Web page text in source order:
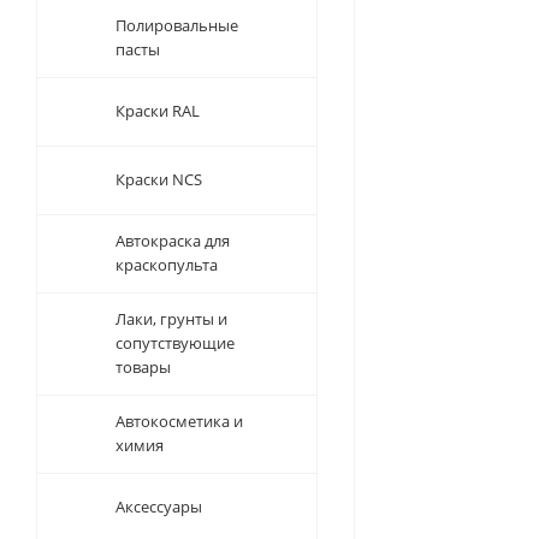
Полировальные
пасты
Краски RAL
Краски NCS
Автокраска для
краскопульта
Лаки, грунты и
сопутствующие
товары
Автокосметика и
химия
Аксессуары